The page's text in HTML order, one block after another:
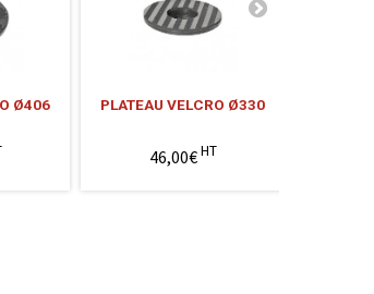
Ø406 PLATEAU VELCRO Ø330
46,00€HT